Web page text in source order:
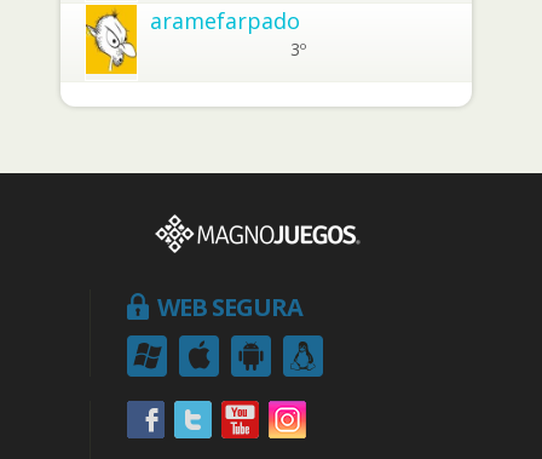
aramefarpado
3º
WEB SEGURA